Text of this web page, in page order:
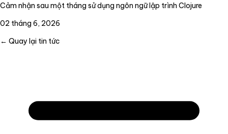
Cảm nhận sau một tháng sử dụng ngôn ngữ lập trình Clojure
02 tháng 6, 2026
← Quay lại tin tức